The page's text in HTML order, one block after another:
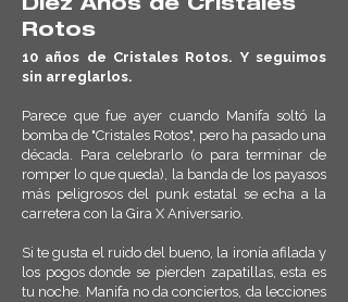
Rotos
10 años de Cristales Rotos. Y seguimos
sin arreglarlos.
Parece que fue ayer cuando Manifa soltó la
bomba de "Cristales Rotos", pero ha pasado una
década. Para celebrarlo (o para terminar de
romper lo que queda), la banda de los payasos
más peligrosos del punk estatal se echa a la
carretera con la Gira X Aniversario.
Si te gusta el ruido del bueno, la ironía afilada y
los pogos donde se pierden zapatillas, esta es
tu noche. Manifa no da conciertos, da lecciones